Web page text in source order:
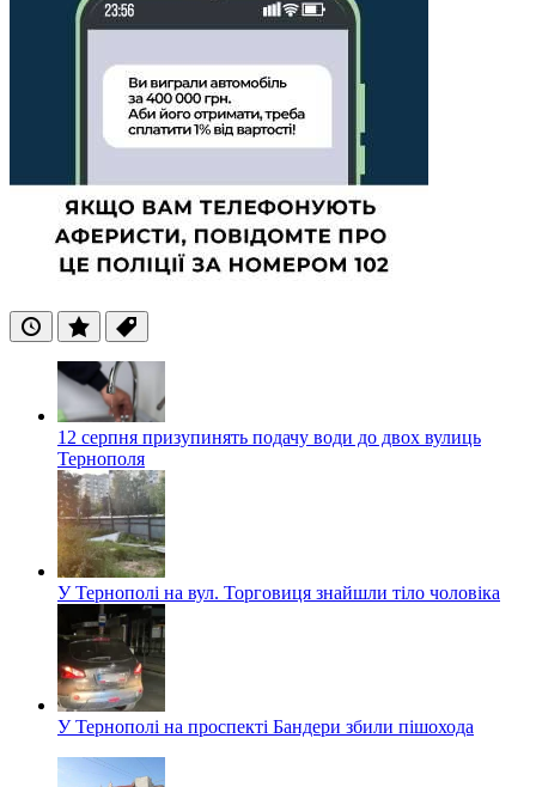
ОстанніПопулярні
Теги
12 серпня призупинять подачу води до двох вулиць
Тернополя
У Тернополі на вул. Торговиця знайшли тіло чоловіка
У Тернополі на проспекті Бандери збили пішохода